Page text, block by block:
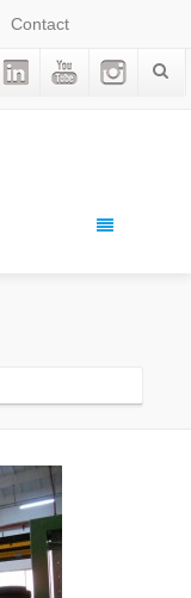
Contact